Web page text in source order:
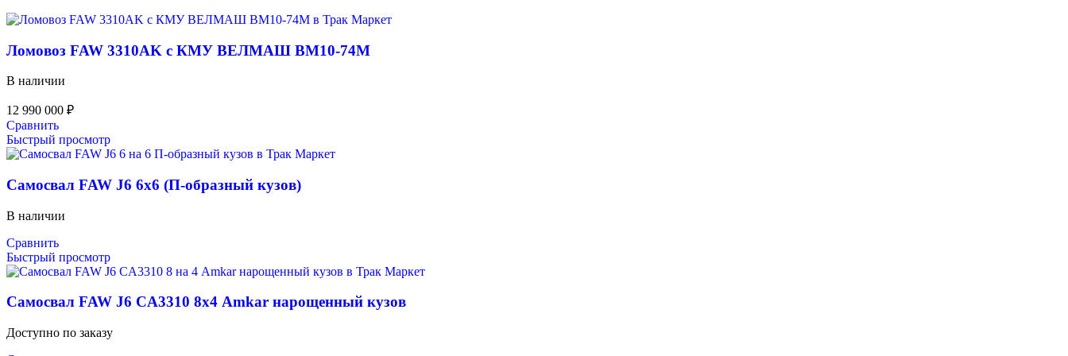
Ломовоз FAW 3310AK с КМУ ВЕЛМАШ ВМ10-74М
В наличии
12 990 000 ₽
Сравнить
Быстрый просмотр
Самосвал FAW J6 6х6 (П-образный кузов)
В наличии
Сравнить
Быстрый просмотр
Самосвал FAW J6 CA3310 8х4 Amkar нарощенный кузов
Доступно по заказу